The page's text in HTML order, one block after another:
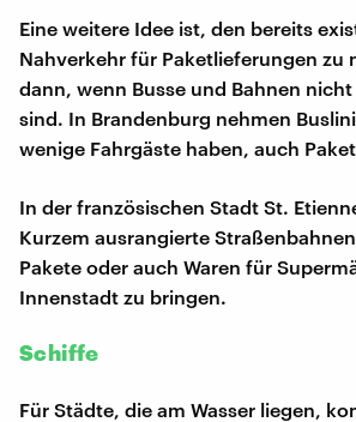
Eine weitere Idee ist, den bereits
Nahverkehr für Paketlieferungen zu
dann, wenn Busse und Bahnen
sind. In Brandenburg nehmen
wenige Fahrgäste haben, auch
In der französischen Stadt St.
Kurzem ausrangierte
Pakete oder auch Waren für
Innenstadt zu bringen.
Schiffe
Für Städte, die am Wasser liegen,